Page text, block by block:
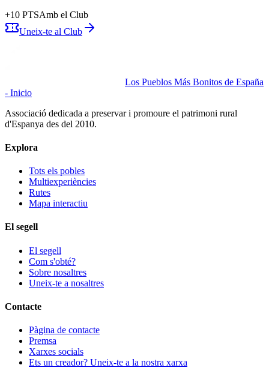
+10 PTSAmb el Club
Uneix-te al Club
Los Pueblos Más Bonitos de España
- Inicio
Associació dedicada a preservar i promoure el patrimoni rural
d'Espanya des del 2010.
Explora
Tots els pobles
Multiexperiències
Rutes
Mapa interactiu
El segell
El segell
Com s'obté?
Sobre nosaltres
Uneix-te a nosaltres
Contacte
Pàgina de contacte
Premsa
Xarxes socials
Ets un creador? Uneix-te a la nostra xarxa